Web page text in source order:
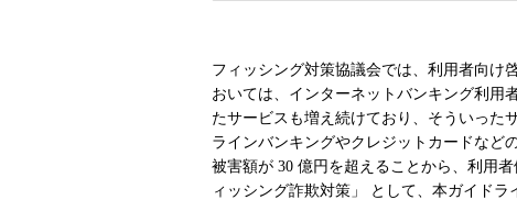
フィッシング対策協議会では、利用者向け
おいては、インターネットバンキング利用
たサービスも増え続けており、そういった
ラインバンキングやクレジットカードなど
被害額が 30 億円を超えることから、利用
ィッシング詐欺対策」 として、本ガイドラ